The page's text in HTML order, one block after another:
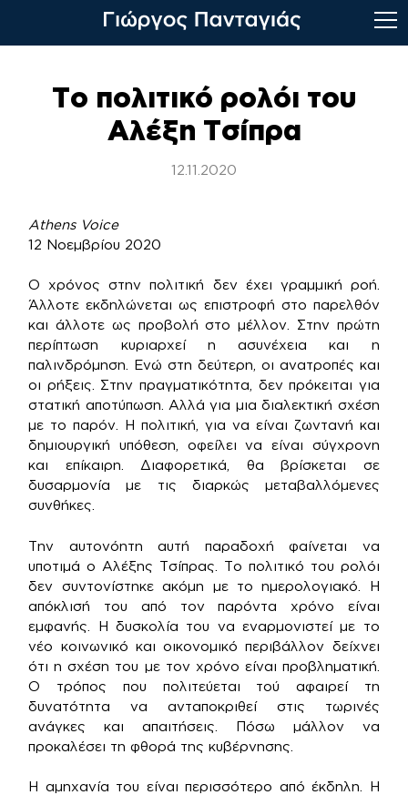
contentΤο πολιτικό ρολόι του
Αλέξη Τσίπρα
12.11.2020
Athens Voice
12 Νοεμβρίου 2020
Ο χρόνος στην πολιτική δεν έχει γραμμική ροή.
Άλλοτε εκδηλώνεται ως επιστροφή στο παρελθόν
και άλλοτε ως προβολή στο μέλλον. Στην πρώτη
περίπτωση κυριαρχεί η ασυνέχεια και η
παλινδρόμηση. Ενώ στη δεύτερη, οι ανατροπές και
οι ρήξεις. Στην πραγματικότητα, δεν πρόκειται για
στατική αποτύπωση. Αλλά για μια διαλεκτική σχέση
με το παρόν. Η πολιτική, για να είναι ζωντανή και
δημιουργική υπόθεση, οφείλει να είναι σύγχρονη
και επίκαιρη. Διαφορετικά, θα βρίσκεται σε
δυσαρμονία με τις διαρκώς μεταβαλλόμενες
συνθήκες.
Την αυτονόητη αυτή παραδοχή φαίνεται να
υποτιμά ο Αλέξης Τσίπρας. Το πολιτικό του ρολόι
δεν συντονίστηκε ακόμη με το ημερολογιακό. Η
απόκλισή του από τον παρόντα χρόνο είναι
εμφανής. Η δυσκολία του να εναρμονιστεί με το
νέο κοινωνικό και οικονομικό περιβάλλον δείχνει
ότι η σχέση του με τον χρόνο είναι προβληματική.
Ο τρόπος που πολιτεύεται τού αφαιρεί τη
δυνατότητα να ανταποκριθεί στις τωρινές
ανάγκες και απαιτήσεις. Πόσω μάλλον να
προκαλέσει τη φθορά της κυβέρνησης.
Η αμηχανία του είναι περισσότερο από έκδηλη. Η